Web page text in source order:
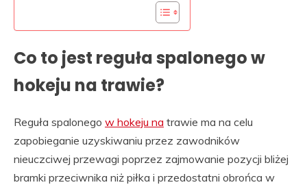
Co to jest reguła spalonego w
hokeju na trawie?
Reguła spalonego w hokeju na trawie ma na celu
zapobieganie uzyskiwaniu przez zawodników
nieuczciwej przewagi poprzez zajmowanie pozycji bliżej
bramki przeciwnika niż piłka i przedostatni obrońca w